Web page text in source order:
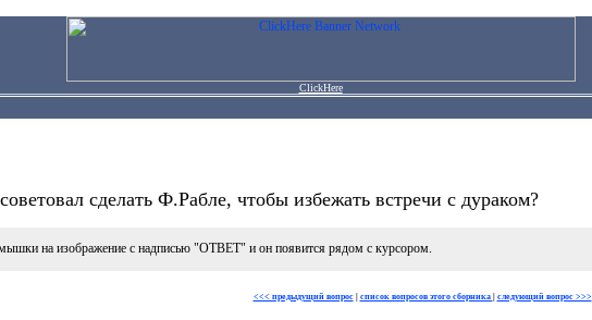
ClickHere
сделать Ф.Рабле, чтобы избежать встречи с дураком?
мышки на изображение с надписью "ОТВЕТ" и он появится рядом с курсором.
<<< предыдущий вопрос| список вопросов этого сборника следующий вопрос >>>